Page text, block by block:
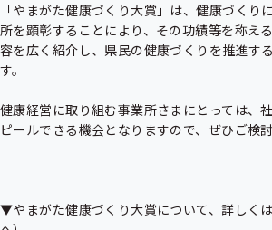
「やまがた健康づくり大賞」は、健康づくり
所を顕彰することにより、その功績等を称え
容を広く紹介し、県民の健康づくりを推進す
す。
健康経営に取り組む事業所さまにとっては、
ピールできる機会となりますので、ぜひご検討
▼やまがた健康づくり大賞について、詳しく